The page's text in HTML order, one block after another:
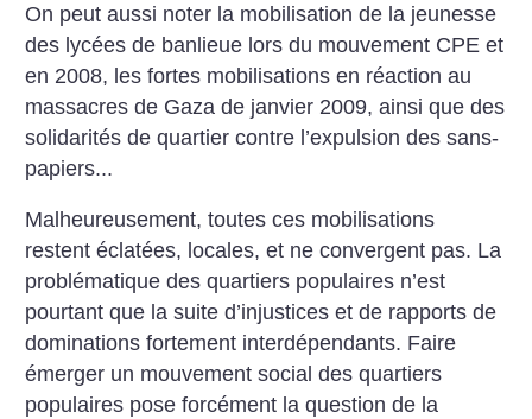
On peut aussi noter la mobilisation de la jeunesse
des lycées de banlieue lors du mouvement CPE et
en 2008, les fortes mobilisations en réaction au
massacres de Gaza de janvier 2009, ainsi que des
solidarités de quartier contre l’expulsion des sans-
papiers...
Malheureusement, toutes ces mobilisations
restent éclatées, locales, et ne convergent pas. La
problématique des quartiers populaires n’est
pourtant que la suite d’injustices et de rapports de
dominations fortement interdépendants. Faire
émerger un mouvement social des quartiers
populaires pose forcément la question de la